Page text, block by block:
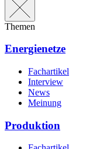
Themen
Energienetze
Fachartikel
Interview
News
Meinung
Produktion